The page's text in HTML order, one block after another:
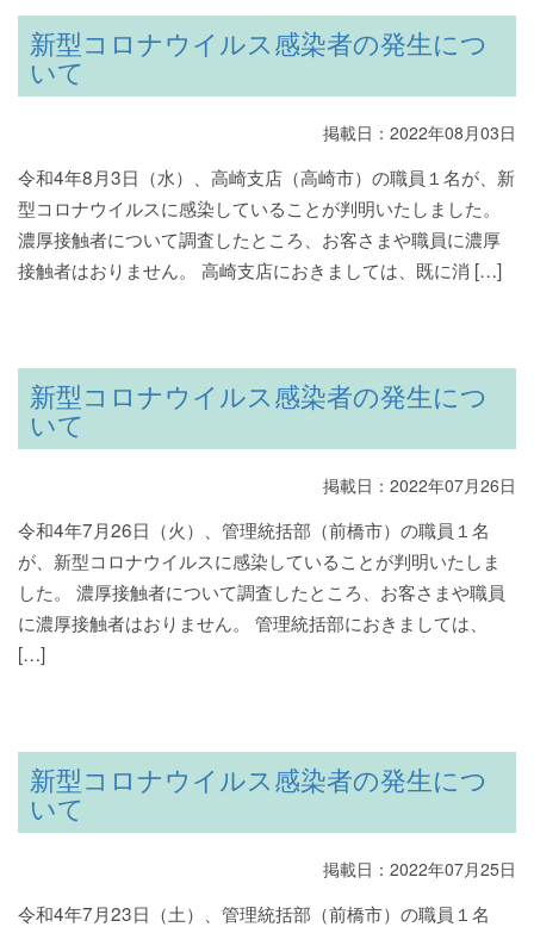
新型コロナウイルス感染者の発生につ
いて
掲載日：2022年08月03日
令和4年8月3日（水）、高崎支店（高崎市）の職員１名が、新
型コロナウイルスに感染していることが判明いたしました。
濃厚接触者について調査したところ、お客さまや職員に濃厚
接触者はおりません。 高崎支店におきましては、既に消 […]
新型コロナウイルス感染者の発生につ
いて
掲載日：2022年07月26日
令和4年7月26日（火）、管理統括部（前橋市）の職員１名
が、新型コロナウイルスに感染していることが判明いたしま
した。 濃厚接触者について調査したところ、お客さまや職員
に濃厚接触者はおりません。 管理統括部におきましては、
[…]
新型コロナウイルス感染者の発生につ
いて
掲載日：2022年07月25日
令和4年7月23日（土）、管理統括部（前橋市）の職員１名